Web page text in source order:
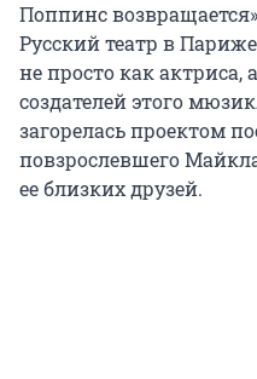
Поппинс
Русский театр в
не просто как
создателей этого
загорелась проектом
повзрослевшего
ее близких друзей.